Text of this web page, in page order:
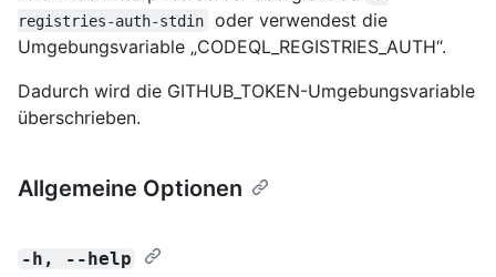
registries-auth-stdin
oder verwendest die
Umgebungsvariable „CODEQL_REGISTRIES_AUTH“.
Dadurch wird die GITHUB_TOKEN-Umgebungsvariable
überschrieben.
Allgemeine Optionen
-h, --help